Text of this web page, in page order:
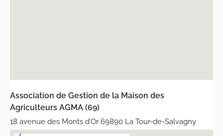
Association de Gestion de la Maison des
Agriculteurs AGMA (69)
18 avenue des Monts d’Or 69890 La Tour-de-Salvagny